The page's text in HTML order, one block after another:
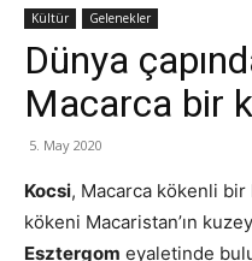
Kültür Gelenekler
Dünya
Macarca bir
5. May 2020
Kocsi, Macarca kökenli bir
kökeni Macaristan’ın
Esztergom eyaletinde